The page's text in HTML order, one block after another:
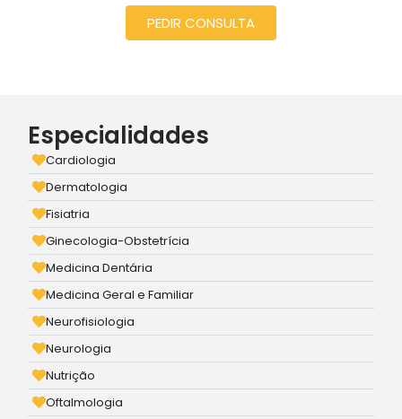
PEDIR CONSULTA
Especialidades
Cardiologia
Dermatologia
Fisiatria
Ginecologia-Obstetrícia
Medicina Dentária
Medicina Geral e Familiar
Neurofisiologia
Neurologia
Nutrição
Oftalmologia